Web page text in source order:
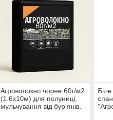
Агроволокно чорне 60г/м2
(1.6х10м) для полуниці,
мульчування від бур'янів.